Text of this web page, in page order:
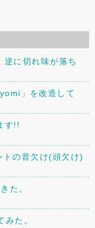
逆に切れ味が落ち
」を改造して
す!!
トの音欠け(頭欠け)
た。
た。